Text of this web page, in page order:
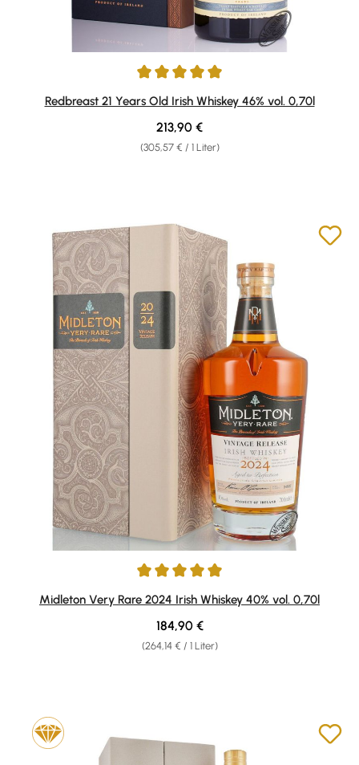
Durchschnittliche Bewertung von 5 von 5 Sternen
Redbreast 21 Years Old Irish Whiskey 46% vol. 0,70l
(305,57 € / 1 Liter)
Regulärer Preis:
213,90 €
Durchschnittliche Bewertung von 5 von 5 Sternen
Midleton Very Rare 2024 Irish Whiskey 40% vol. 0,70l
(264,14 € / 1 Liter)
Regulärer Preis:
184,90 €